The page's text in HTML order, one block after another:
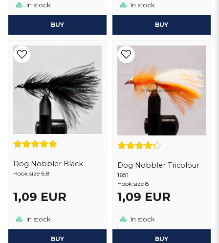
In stock
BUY
In stock
BUY
Dog Nobbler Black
Hook size 6,8
1,09 EUR
In stock
BUY
Dog Nobbler Tricolour
1681
Hook size 8
1,09 EUR
In stock
BUY